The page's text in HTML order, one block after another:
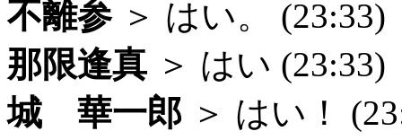
不離参＞ はい。 (23:33)
那限逢真 ＞ はい (23:33)
城 華一郎 ＞ はい！